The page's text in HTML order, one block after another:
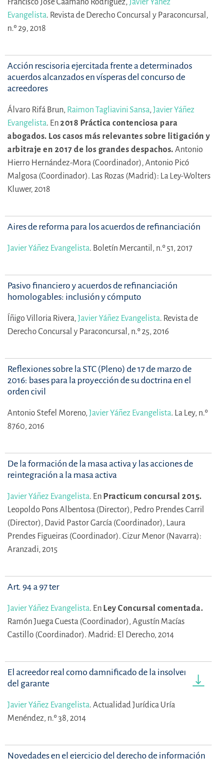
Evangelista. Revista de Derecho Concursal y Paraconcursal,
n.º 29, 2018
Acción rescisoria ejercitada frente a determinados
acuerdos alcanzados en vísperas del concurso de
acreedores
Álvaro Rifá Brun, Raimon Tagliavini Sansa, Javier Yáñez
Evangelista. En 2018 Práctica contenciosa para
abogados. Los casos más relevantes sobre litigación y
arbitraje en 2017 de los grandes despachos. Antonio
Hierro Hernández-Mora (Coordinador), Antonio Picó
Malgosa (Coordinador). Las Rozas (Madrid): La Ley-Wolters
Kluwer, 2018
Aires de reforma para los acuerdos de refinanciación
Javier Yáñez Evangelista. Boletín Mercantil, n.º 51, 2017
Pasivo financiero y acuerdos de refinanciación
homologables: inclusión y cómputo
Íñigo Villoria Rivera, Javier Yáñez Evangelista. Revista de
Derecho Concursal y Paraconcursal, n.º 25, 2016
Reflexiones sobre la STC (Pleno) de 17 de marzo de
2016: bases para la proyección de su doctrina en el
orden civil
Antonio Stefel Moreno, Javier Yáñez Evangelista. La Ley, n.º
8760, 2016
De la formación de la masa activa y las acciones de
reintegración a la masa activa
Javier Yáñez Evangelista. En Practicum concursal 2015.
Leopoldo Pons Albentosa (Director), Pedro Prendes Carril
(Director), David Pastor García (Coordinador), Laura
Prendes Figueiras (Coordinador). Cizur Menor (Navarra):
Aranzadi, 2015
Art. 94 a 97 ter
Javier Yáñez Evangelista. En Ley Concursal comentada.
Ramón Juega Cuesta (Coordinador), Agustín Macías
Castillo (Coordinador). Madrid: El Derecho, 2014
El acreedor real como damnificado de la insolvencia
del garante
Javier Yáñez Evangelista. Actualidad Jurídica Uría
Menéndez, n.º 38, 2014
Novedades en el ejercicio del derecho de información